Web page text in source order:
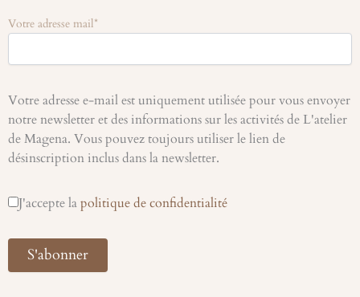
Votre adresse mail*
Votre adresse e-mail est uniquement utilisée pour vous envoyer
notre newsletter et des informations sur les activités de L'atelier
de Magena. Vous pouvez toujours utiliser le lien de
désinscription inclus dans la newsletter.
J'accepte lapolitique de confidentialité